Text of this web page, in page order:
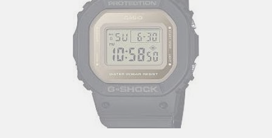
G-SHOCK ЖЕНСКИЕ
GMD-S5600-1
i